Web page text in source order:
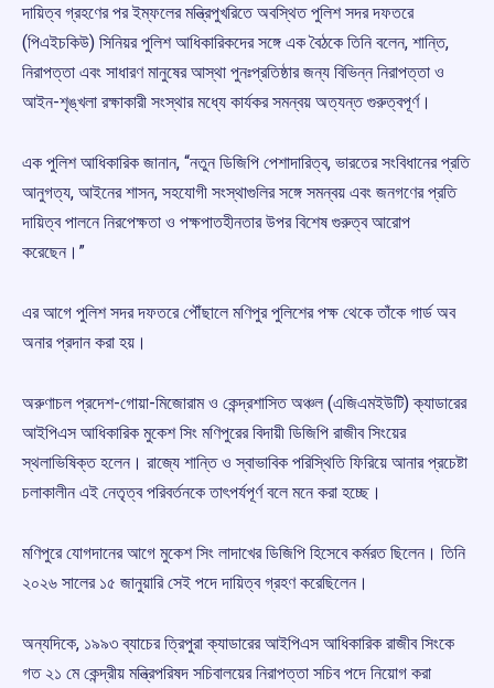
দায়িত্ব গ্রহণের পর ইম্ফলের মন্ত্রিপুখরিতে অবস্থিত পুলিশ সদর দফতরে
(পিএইচকিউ) সিনিয়র পুলিশ আধিকারিকদের সঙ্গে এক বৈঠকে তিনি বলেন, শান্তি,
নিরাপত্তা এবং সাধারণ মানুষের আস্থা পুনঃপ্রতিষ্ঠার জন্য বিভিন্ন নিরাপত্তা ও
আইন-শৃঙ্খলা রক্ষাকারী সংস্থার মধ্যে কার্যকর সমন্বয় অত্যন্ত গুরুত্বপূর্ণ।
এক পুলিশ আধিকারিক জানান, “নতুন ডিজিপি পেশাদারিত্ব, ভারতের সংবিধানের প্রতি
আনুগত্য, আইনের শাসন, সহযোগী সংস্থাগুলির সঙ্গে সমন্বয় এবং জনগণের প্রতি
দায়িত্ব পালনে নিরপেক্ষতা ও পক্ষপাতহীনতার উপর বিশেষ গুরুত্ব আরোপ
করেছেন।”
এর আগে পুলিশ সদর দফতরে পৌঁছালে মণিপুর পুলিশের পক্ষ থেকে তাঁকে গার্ড অব
অনার প্রদান করা হয়।
অরুণাচল প্রদেশ-গোয়া-মিজোরাম ও কেন্দ্রশাসিত অঞ্চল (এজিএমইউটি) ক্যাডারের
আইপিএস আধিকারিক মুকেশ সিং মণিপুরের বিদায়ী ডিজিপি রাজীব সিংয়ের
স্থলাভিষিক্ত হলেন। রাজ্যে শান্তি ও স্বাভাবিক পরিস্থিতি ফিরিয়ে আনার প্রচেষ্টা
চলাকালীন এই নেতৃত্ব পরিবর্তনকে তাৎপর্যপূর্ণ বলে মনে করা হচ্ছে।
মণিপুরে যোগদানের আগে মুকেশ সিং লাদাখের ডিজিপি হিসেবে কর্মরত ছিলেন। তিনি
২০২৬ সালের ১৫ জানুয়ারি সেই পদে দায়িত্ব গ্রহণ করেছিলেন।
অন্যদিকে, ১৯৯৩ ব্যাচের ত্রিপুরা ক্যাডারের আইপিএস আধিকারিক রাজীব সিংকে
গত ২১ মে কেন্দ্রীয় মন্ত্রিপরিষদ সচিবালয়ের নিরাপত্তা সচিব পদে নিয়োগ করা